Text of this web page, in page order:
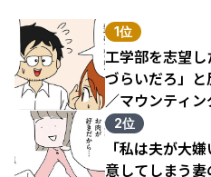
1位
工学部を志望
づらいだろ」
／マウンティ
結果（1）
2位
「私は夫が大
意してしまう